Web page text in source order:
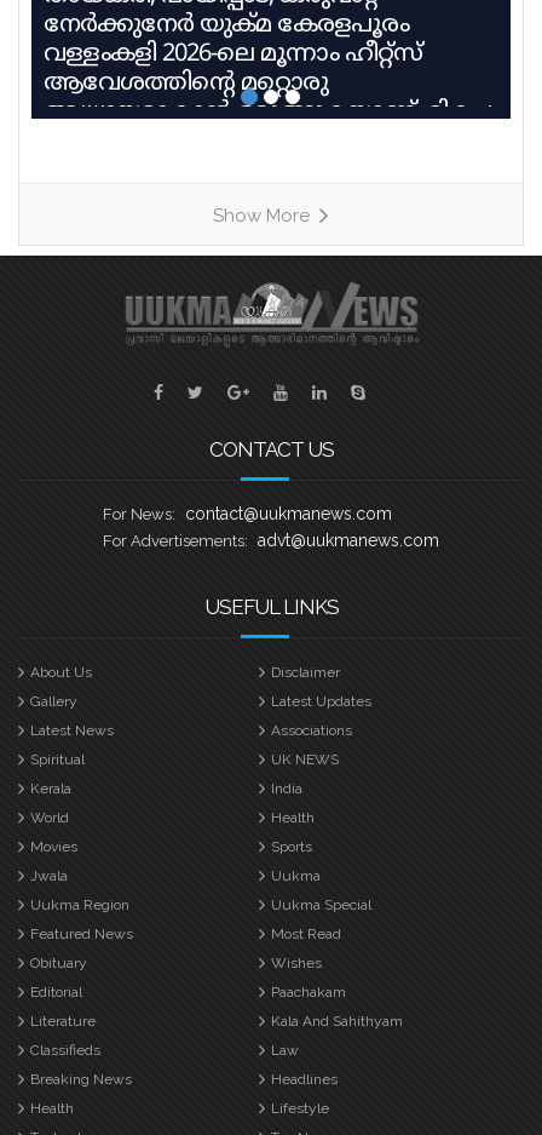
നേർക്കുനേർ യുക്മ കേരളപൂരം
വള്ളംകളി 2026-ലെ മൂന്നാം ഹീറ്റ്സ്
ആവേശത്തിന്റെ മറ്റൊരു
അധ്യായമാകാൻ ഒരുങ്ങുകയാണ്. മികച്ച
എത്തുന്നത്. തായങ്കരി, പായിപ്പാട്,
കരുവാറ്റ എന്നീ ചരിത്രപ്രസിദ്ധമായ
ചുണ്ടൻവള്ളങ്ങളുടെ പേരിലാണ്
യുകെയിലെ പ്രമുഖ ബോട്ട് ക്ലബ്ബുകൾ
ശക്തി തെളിയിക്കാൻ എത്തുന്നത്.
ബാസറ്റ്ലോ
Show More
CONTACT US
For News: contact@uukmanews.com
For Advertisements: advt@uukmanews.com
USEFUL LINKS
About Us
Disclaimer
Gallery
Latest Updates
Latest News
Associations
Spiritual
UK NEWS
Kerala
India
World
Health
Movies
Sports
Jwala
Uukma
Uukma Region
Uukma Special
Featured News
Most Read
Obituary
Wishes
Editorial
Paachakam
Literature
Kala And Sahithyam
Classifieds
Law
Breaking News
Headlines
Health
Lifestyle